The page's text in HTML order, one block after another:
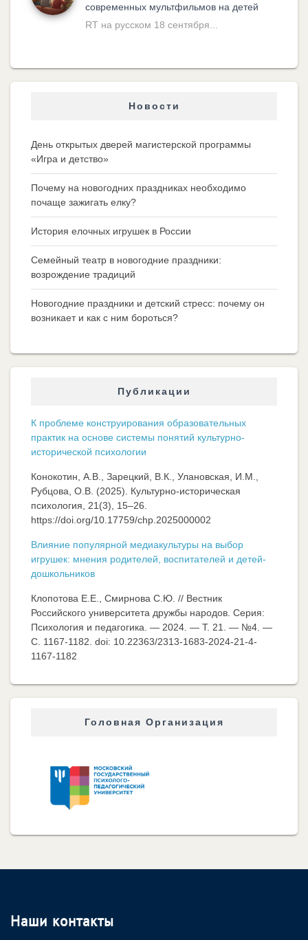
современных мультфильмов на детей
RT на русском 18 сентября...
Новости
День открытых дверей магистерской программы
«Игра и детство»
Почему на новогодних праздниках необходимо
почаще зажигать елку?
История елочных игрушек в России
Семейный театр в новогодние праздники:
возрождение традиций
Новогодние праздники и детский стресс: почему он
возникает и как с ним бороться?
Публикации
К проблеме конструирования образовательных
практик на основе системы понятий культурно-
исторической психологии
Конокотин, А.В., Зарецкий, В.К., Улановская, И.М.,
Рубцова, О.В. (2025). Культурно-историческая
психология, 21(3), 15–26.
https://doi.org/10.17759/chp.2025000002
Влияние популярной медиакультуры на выбор
игрушек: мнения родителей, воспитателей и детей-
дошкольников
Клопотова Е.Е., Смирнова С.Ю. // Вестник
Российского университета дружбы народов. Серия:
Психология и педагогика. — 2024. — Т. 21. — №4. —
C. 1167-1182. doi: 10.22363/2313-1683-2024-21-4-
1167-1182
Головная Организация
Наши контакты